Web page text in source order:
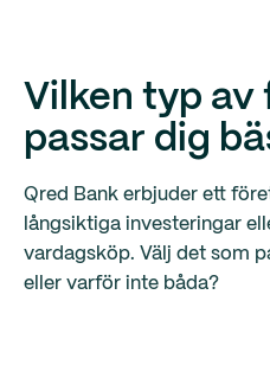
Vilken typ av
passar dig
Qred Bank erbjuder ett
långsiktiga investeringar
vardagsköp. Välj det som
eller varför inte båda?